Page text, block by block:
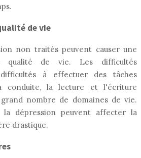
de vie
non traités peuvent causer une
qualité de vie. Les difficultés
difficultés à effectuer des tâches
conduite, la lecture et l'écriture
nombre de domaines de vie.
la dépression peuvent affecter la
drastique.